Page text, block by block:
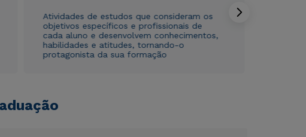
Atividades de estudos que consideram os
objetivos específicos e profissionais de
cada aluno e desenvolvem conhecimentos,
habilidades e atitudes, tornando-o
protagonista da sua formação
Estou de acordo com aPolítica de Privacidade.
autorizo que meus dados sejam utilizados para o
envio de conteúdos da Cruzeiro do Sul.
Estou de acordo com aPolítica de Privacidade.
autorizo que meus dados sejam utilizados para o
envio de conteúdos da Cruzeiro do Sul.